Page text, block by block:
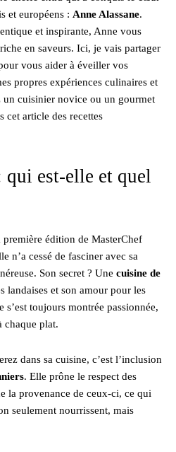
et européens : Anne Alassane.
et inspirante, Anne vous
en saveurs. Ici, je vais partager
vous aider à éveiller vos
propres expériences culinaires et
un cuisinier novice ou un gourmet
cet article des recettes
qui est-elle et quel
édition de MasterChef
n’a cessé de fasciner avec sa
Son secret ? Une cuisine de
landaises et son amour pour les
toujours montrée passionnée,
chaque plat.
dans sa cuisine, c’est l’inclusion
. Elle prône le respect des
la provenance de ceux-ci, ce qui
seulement nourrissent, mais